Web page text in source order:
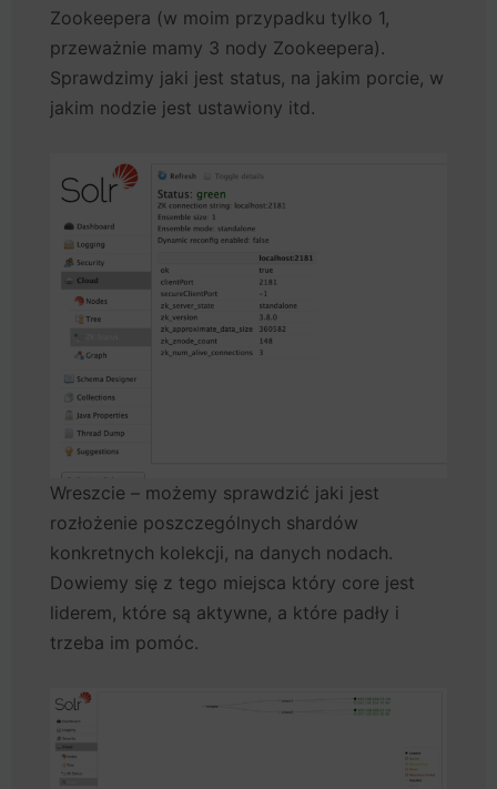
Zookeepera (w moim przypadku tylko 1,
przeważnie mamy 3 nody Zookeepera).
Sprawdzimy jaki jest status, na jakim porcie, w
jakim nodzie jest ustawiony itd.
Wreszcie – możemy sprawdzić jaki jest
rozłożenie poszczególnych shardów
konkretnych kolekcji, na danych nodach.
Dowiemy się z tego miejsca który core jest
liderem, które są aktywne, a które padły i
trzeba im pomóc.